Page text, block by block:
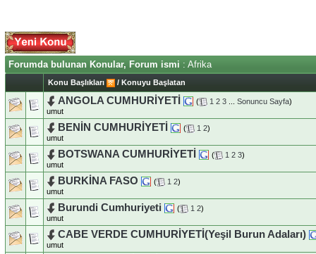
Forumda bulunan Konular, Forum ismi : Afrika
Konu Başlıkları / Konuyu Başlatan
ANGOLA CUMHURİYETİ ( 1 2 3 Sonuncu Sayfa)
umut
BENİN CUMHURİYETİ ( 1 2)
umut
BOTSWANA CUMHURİYETİ ( 1 2 3)
umut
BURKİNA FASO ( 1 2)
umut
Burundi Cumhuriyeti ( 1 2)
umut
CABE VERDE CUMHURİYETİ(Yeşil Burun Adaları)
umut